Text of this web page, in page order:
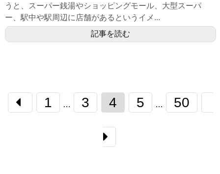
うと、スーパー銭湯やショッピングモール、大型スーパ
ー、駅中や駅周辺に店舗があるというイメ...
記事を読む
1 … 3 4 5 … 50